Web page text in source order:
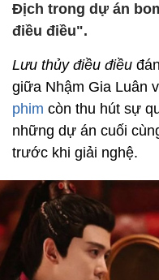
Địch trong dự án
điều điều".
Lưu thủy điều điều
giữa Nhậm Gia Luân
phim còn thu hút sự
những dự án cuối
trước khi giải nghệ.